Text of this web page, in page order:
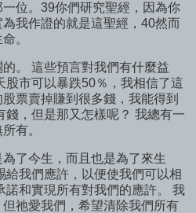
位。39你們研究聖經，因為你
我作證的就是這聖經，40然而
。
。 這些預言對我們有什麼益
股市可以暴跌50％，我相信了這
票賣掉賺到很多錢，我能得到
錢，但是那又怎樣呢？ 我總有一
有。
了今生，而且也是為了來生
給我們應許，以便使我們可以相
諾和實現所有對我們的應許。 我
祂愛我們，希望清除我們所有